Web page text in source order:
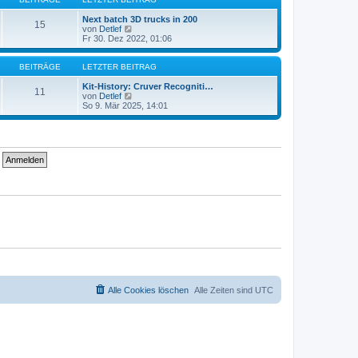
r
a
t
e
B
e
i
t
r
a
15
Next batch 3D trucks in 200
von Detlef
e
u
e
s
t
e
B
e
Fr 30. Dez 2022, 01:06
BEITRÄGE LETZTER BEITRAG
11
Kit-History: Cruver Recogniti…
von Detlef
e
u
So 9. Mär 2025, 14:01
Alle Zeiten sind UTC
Alle Cookies löschen